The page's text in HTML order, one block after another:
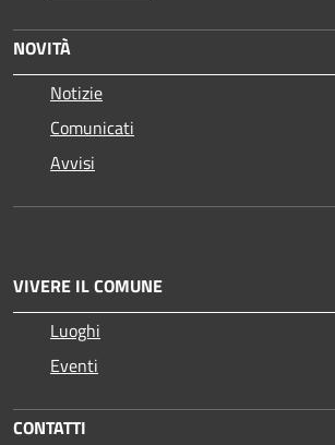
NOVITÀ
Notizie
Comunicati
Avvisi
VIVERE IL COMUNE
Luoghi
Eventi
CONTATTI